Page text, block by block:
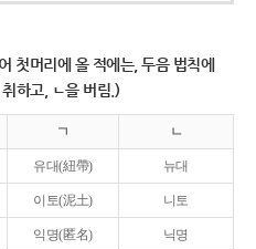
첫머리에 올 적에는, 두음 법칙에
취하고, ㄴ을 버림.)
ㄱ ㄴ
유대(紐帶) 뉴대
이토(泥土) 니토
익명(匿名) 닉명